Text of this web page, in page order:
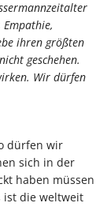
ihren größten
geschehen.
Wir dürfen
dürfen wir
sich in der
haben müssen
ist die weltweit